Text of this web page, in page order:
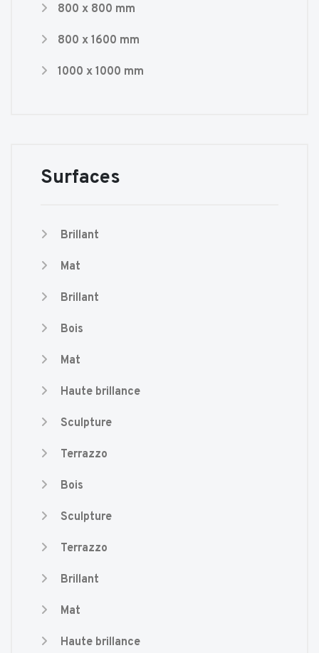
800 x 800 mm
800 x 1600 mm
1000 x 1000 mm
Surfaces
Brillant
Mat
Brillant
Bois
Mat
Haute brillance
Sculpture
Terrazzo
Bois
Sculpture
Terrazzo
Brillant
Mat
Haute brillance